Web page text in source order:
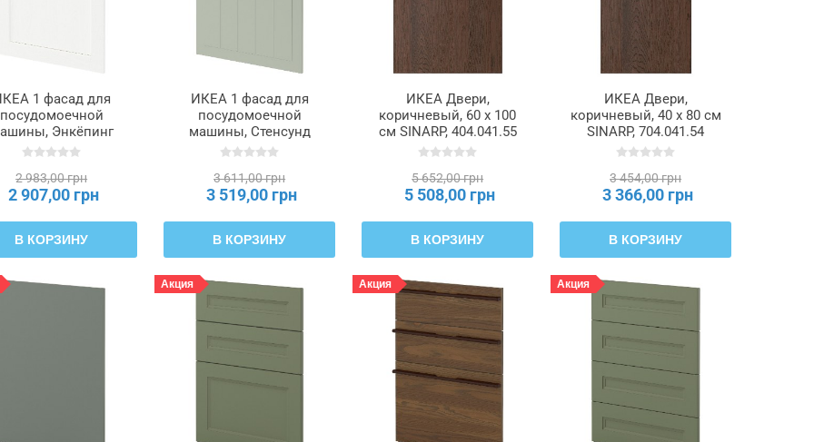
1 фасад для
посудомоечной
Энкёпинг
белый, имитация
МЕТОД, 995.300.91
2 983,00 грн
2 907,00 грн
В КОРЗИНУ
ИКЕА 1 фасад для
посудомоечной
машины, Стенсунд
светло-зеленый, 60 см
995.301.33
3 611,00 грн
3 519,00 грн
В КОРЗИНУ
ИКЕА Двери,
коричневый, 60 x 100
см SINARP, 404.041.55
5 652,00 грн
5 508,00 грн
В КОРЗИНУ
ИКЕА Двери,
коричневый, 40 x 80 см
SINARP, 704.041.54
3 454,00 грн
3 366,00 грн
В КОРЗИНУ
Акция Акция Акция